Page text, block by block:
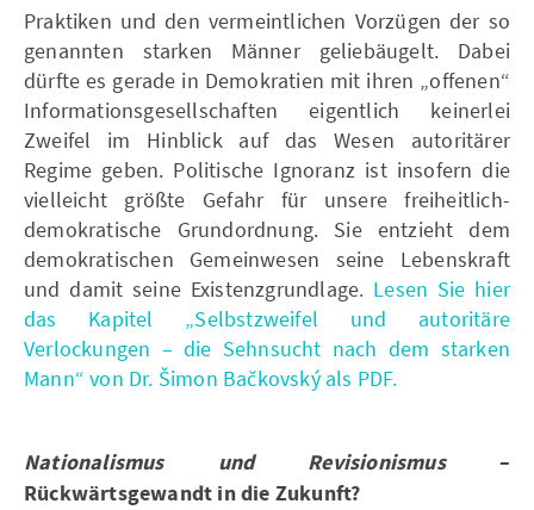
Praktiken und den vermeintlichen Vorzügen der so
genannten starken Männer geliebäugelt. Dabei
dürfte es gerade in Demokratien mit ihren „offenen“
Informationsgesellschaften eigentlich keinerlei
Zweifel im Hinblick auf das Wesen autoritärer
Regime geben. Politische Ignoranz ist insofern die
vielleicht größte Gefahr für unsere freiheitlich-
demokratische Grundordnung. Sie entzieht dem
demokratischen Gemeinwesen seine Lebenskraft
und damit seine Existenzgrundlage. Lesen Sie hier
das Kapitel „Selbstzweifel und autoritäre
Verlockungen – die Sehnsucht nach dem starken
Mann“ von Dr. Šimon Bačkovský als PDF.
Nationalismus und Revisionismus –
Rückwärtsgewandt in die Zukunft?